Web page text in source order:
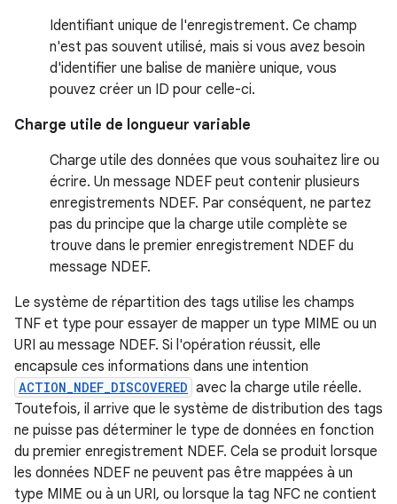
Identifiant unique de l'enregistrement. Ce champ
n'est pas souvent utilisé, mais si vous avez besoin
d'identifier une balise de manière unique, vous
pouvez créer un ID pour celle-ci.
Charge utile de longueur variable
Charge utile des données que vous souhaitez lire ou
écrire. Un message NDEF peut contenir plusieurs
enregistrements NDEF. Par conséquent, ne partez
pas du principe que la charge utile complète se
trouve dans le premier enregistrement NDEF du
message NDEF.
Le système de répartition des tags utilise les champs
TNF et type pour essayer de mapper un type MIME ou un
URI au message NDEF. Si l'opération réussit, elle
encapsule ces informations dans une intention
ACTION_NDEF_DISCOVERED avec la charge utile réelle.
Toutefois, il arrive que le système de distribution des tags
ne puisse pas déterminer le type de données en fonction
du premier enregistrement NDEF. Cela se produit lorsque
les données NDEF ne peuvent pas être mappées à un
type MIME ou à un URI, ou lorsque la tag NFC ne contient